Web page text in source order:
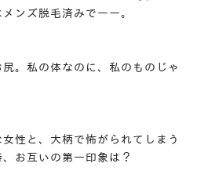
ンズ脱毛済みでーー。
。私の体なのに、私のものじゃ
性と、大柄で怖がられてしまう
お互いの第一印象は？